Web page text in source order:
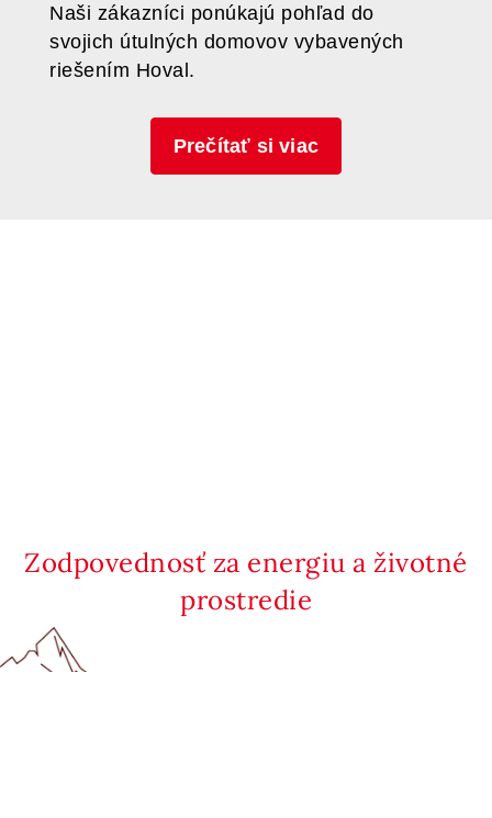
Naši zákazníci ponúkajú pohľad do
svojich útulných domovov vybavených
riešením Hoval.
Prečítať si viac
Zodpovednosť za energiu a životné
prostredie
Telefónne kontakty